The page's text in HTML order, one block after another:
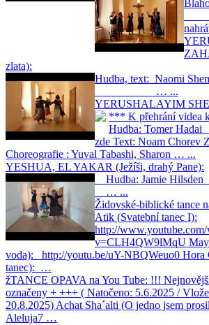
zlata):
Hudba, text:
… ...
YERUSHALAYIM
*** K přehrání videa
Hudba: Tomer
zde Text: Noam Chorev
Choreografie : Yuval Tabashi, Sharon … ...
YESHUA, EL YAKAR (Ježíši, drahý Pane):
Hudba:
… ...
Židovské-biblické tance
Atik (Svatební tanec I):
http://www.youtube.com/
v=CLH4QW9lMqU
voda): http://youtu.be/uY-NBQWeuo0 Hora
tanec): …
žTANCE OPAVA na You Tube: !!!
označeny + +++ ( Natočeno: 5.6.2025 /
20.8.2025) Achat Sha´alti (O jedno jsem
Aleluja7 …